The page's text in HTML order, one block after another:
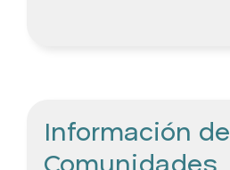
Información de